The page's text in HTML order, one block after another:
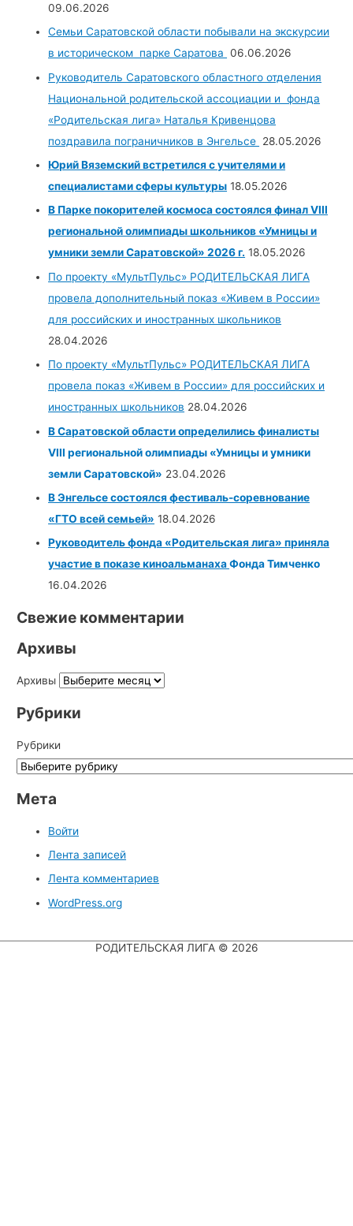
09.06.2026
Семьи Саратовской области побывали на экскурсии
в историческом парке Саратова 06.06.2026
Руководитель Саратовского областного отделения
Национальной родительской ассоциации и фонда
«Родительская лига» Наталья Кривенцова
поздравила пограничников в Энгельсе 28.05.2026
Юрий Вяземский встретился с учителями и
специалистами сферы культуры 18.05.2026
В Парке покорителей космоса состоялся финал VIII
региональной олимпиады школьников «Умницы и
умники земли Саратовской» 2026 г. 18.05.2026
По проекту «МультПульс» РОДИТЕЛЬСКАЯ ЛИГА
провела дополнительный показ «Живем в России»
для российских и иностранных школьников
28.04.2026
По проекту «МультПульс» РОДИТЕЛЬСКАЯ ЛИГА
провела показ «Живем в России» для российских и
иностранных школьников 28.04.2026
В Саратовской области определились финалисты
VIII региональной олимпиады «Умницы и умники
земли Саратовской» 23.04.2026
В Энгельсе состоялся фестиваль-соревнование
«ГТО всей семьей» 18.04.2026
Руководитель фонда «Родительская лига» приняла
участие в показе киноальманахаФонда Тимченко
16.04.2026
Свежие комментарии
Архивы
Архивы
Рубрики
Рубрики
Мета
Войти
Лента записей
Лента комментариев
WordPress.org
РОДИТЕЛЬСКАЯ ЛИГА© 2026